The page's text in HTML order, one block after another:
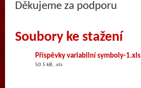
Děkujeme za podporu
Soubory ke stažení
Příspěvky variabilní symboly-1.xls
50.5 kB, .xls